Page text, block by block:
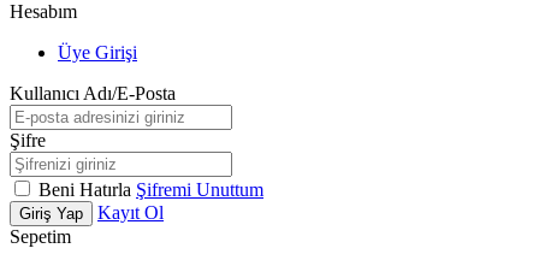
Hesabım
Üye Girişi
Kullanıcı Adı/E-Posta
Şifre
Beni Hatırla Şifremi Unuttum
Giriş Yap
Kayıt Ol
Sepetim